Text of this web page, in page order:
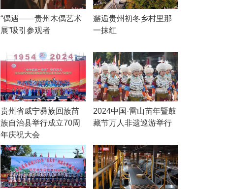
“偶遇——贵州木偶艺术
展”吸引参观者
邂逅贵州初冬乡村里那
一抹红
贵州省威宁彝族回族苗
族自治县举行成立70周
年庆祝大会
2024中国·雷山苗年暨鼓
藏节万人非遗巡游举行